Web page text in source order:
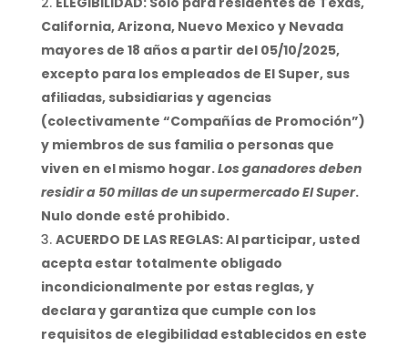
California, Arizona, Nuevo Mexico y Nevada
mayores de 18 años a partir del 05/10/2025,
excepto para los empleados de El Super, sus
afiliadas, subsidiarias y agencias
(colectivamente “Compañías de Promoción”)
y miembros de sus familia o personas que
viven en el mismo hogar.Los ganadores deben
residir a 50 millas de un supermercado El Super.
Nulo donde esté prohibido.
ACUERDO DE LAS REGLAS: Al participar, usted
acepta estar totalmente obligado
incondicionalmente por estas reglas, y
declara y garantiza que cumple con los
requisitos de elegibilidad establecidos en este